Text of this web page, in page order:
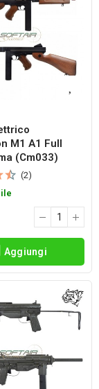
M1 A1 Full
(cm033)
(2)
Aggiungi